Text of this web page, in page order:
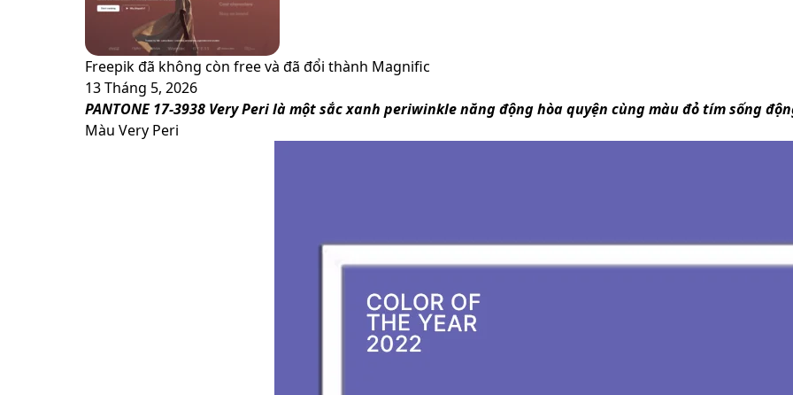
Freepik đã không còn free và đã đổi thành Magnific
13 Tháng 5, 2026
PANTONE 17-3938 Very Peri là một sắc xanh periwinkle năng động hòa quyện cùng màu đỏ tím sống
Màu Very Peri